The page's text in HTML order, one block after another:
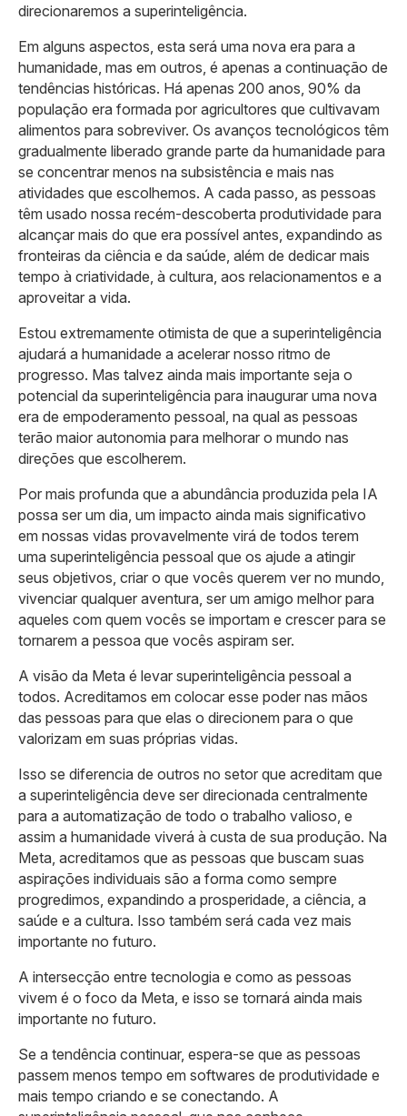
direcionaremos a superinteligência.
Em alguns aspectos, esta será uma nova era para a
humanidade, mas em outros, é apenas a continuação de
tendências históricas. Há apenas 200 anos, 90% da
população era formada por agricultores que cultivavam
alimentos para sobreviver. Os avanços tecnológicos têm
gradualmente liberado grande parte da humanidade para
se concentrar menos na subsistência e mais nas
atividades que escolhemos. A cada passo, as pessoas
têm usado nossa recém-descoberta produtividade para
alcançar mais do que era possível antes, expandindo as
fronteiras da ciência e da saúde, além de dedicar mais
tempo à criatividade, à cultura, aos relacionamentos e a
aproveitar a vida.
Estou extremamente otimista de que a superinteligência
ajudará a humanidade a acelerar nosso ritmo de
progresso. Mas talvez ainda mais importante seja o
potencial da superinteligência para inaugurar uma nova
era de empoderamento pessoal, na qual as pessoas
terão maior autonomia para melhorar o mundo nas
direções que escolherem.
Por mais profunda que a abundância produzida pela IA
possa ser um dia, um impacto ainda mais significativo
em nossas vidas provavelmente virá de todos terem
uma superinteligência pessoal que os ajude a atingir
seus objetivos, criar o que vocês querem ver no mundo,
vivenciar qualquer aventura, ser um amigo melhor para
aqueles com quem vocês se importam e crescer para se
tornarem a pessoa que vocês aspiram ser.
A visão da Meta é levar superinteligência pessoal a
todos. Acreditamos em colocar esse poder nas mãos
das pessoas para que elas o direcionem para o que
valorizam em suas próprias vidas.
Isso se diferencia de outros no setor que acreditam que
a superinteligência deve ser direcionada centralmente
para a automatização de todo o trabalho valioso, e
assim a humanidade viverá à custa de sua produção. Na
Meta, acreditamos que as pessoas que buscam suas
aspirações individuais são a forma como sempre
progredimos, expandindo a prosperidade, a ciência, a
saúde e a cultura. Isso também será cada vez mais
importante no futuro.
A intersecção entre tecnologia e como as pessoas
vivem é o foco da Meta, e isso se tornará ainda mais
importante no futuro.
Se a tendência continuar, espera-se que as pessoas
passem menos tempo em softwares de produtividade e
mais tempo criando e se conectando. A